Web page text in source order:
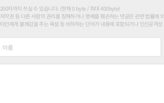
200자까지 쓰실 수 있습니다. (현재 0 byte / 최대 400byte)
저작권 등 다른 사람의 권리를 침해하거나 명예를 훼손하는 댓글은 관련 법률에
타인에게 불쾌감을 주는 욕설 등 비하하는 단어가 내용에 포함되거나 인신공격